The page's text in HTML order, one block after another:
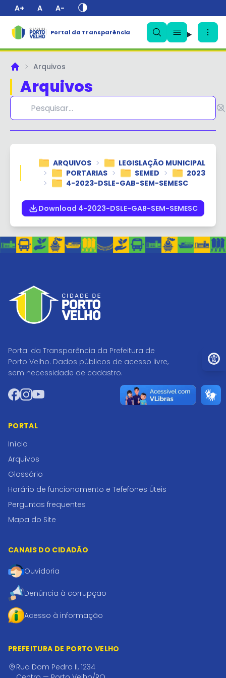
A+ A A-
Portal da Transparência
PrincipalArquivos
Arquivos
ARQUIVOS
LEGISLAÇÃO MUNICIPAL
PORTARIAS
SEMED
2023
4-2023-DSLE-GAB-SEM-SEMESC
Download 4-2023-DSLE-GAB-SEM-SEMESC
Portal da Transparência da Prefeitura de
Porto Velho. Dados públicos de acesso livre,
sem necessidade de cadastro.
Facebook
Instagram
YouTube
PORTAL
Início
Arquivos
Glossário
Horário de funcionamento e Tefefones Úteis
Perguntas frequentes
Mapa do Site
CANAIS DO CIDADÃO
Ouvidoria
Denúncia à corrupção
Acesso à informação
PREFEITURA DE PORTO VELHO
Rua Dom Pedro II, 1234
✕
Ir